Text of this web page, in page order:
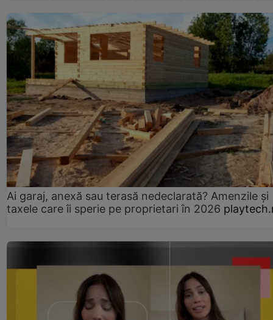
Ai garaj, anexă sau terasă nedeclarată? Amenzile și
taxele care îi sperie pe proprietari în 2026